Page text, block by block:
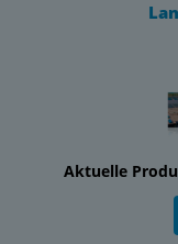
Aktuelle